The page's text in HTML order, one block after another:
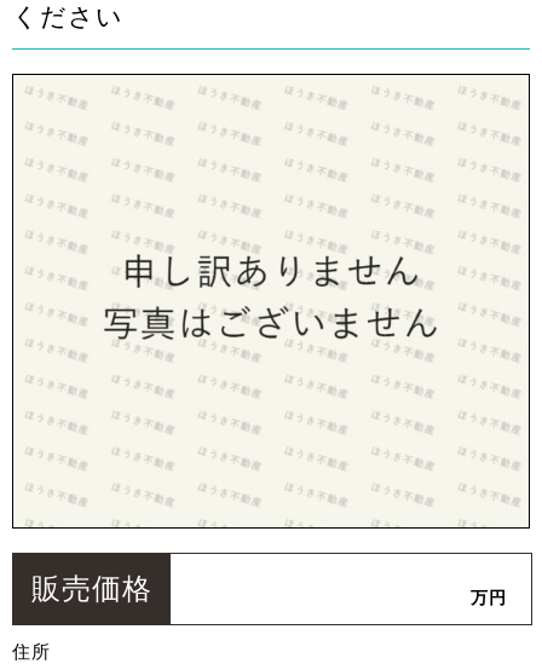
ください
販売価格 万円
住所